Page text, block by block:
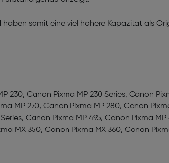
somit eine viel höhere Kapazität als
230, Canon Pixma MP 230 Series, Canon
MP 270, Canon Pixma MP 280, Canon
Canon Pixma MP 495, Canon Pixma
MX 350, Canon Pixma MX 360, Canon